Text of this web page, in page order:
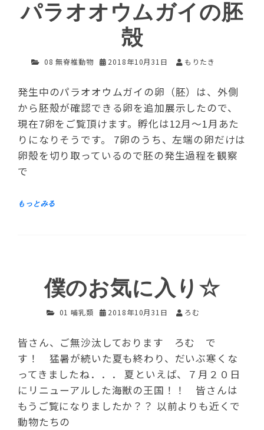
パラオオウムガイの胚
殻
08 無脊椎動物 2018年10月31日 もりたき
発生中のパラオオウムガイの卵（胚）は、外側
から胚殻が確認できる卵を追加展示したので、
現在7卵をご覧頂けます。孵化は12月～1月あた
りになりそうです。 7卵のうち、左端の卵だけは
卵殻を切り取っているので胚の発生過程を観察
で
僕のお気に入り☆
01 哺乳類 2018年10月31日 ろむ
皆さん、ご無沙汰しております ろむ で
す！ 猛暑が続いた夏も終わり、だいぶ寒くな
ってきましたね．．． 夏といえば、７月２０日
にリニューアルした海獣の王国！！ 皆さんは
もうご覧になりましたか？？ 以前よりも近くで
動物たちの